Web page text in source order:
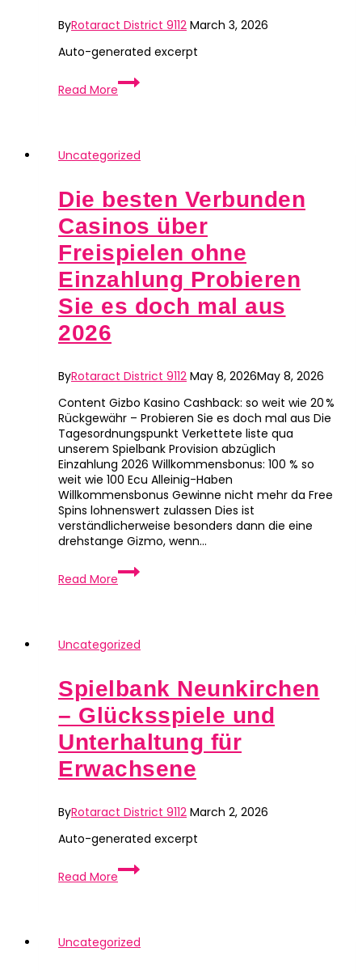
ByRotaract District 9112 March 3, 2026
Auto-generated excerpt
Read More
icefishing
game
Uncategorized
Die besten Verbunden
Casinos über
Freispielen ohne
Einzahlung Probieren
Sie es doch mal aus
2026
ByRotaract District 9112 May 8, 2026May 8, 2026
Content Gizbo Kasino Cashback: so weit wie 20 %
Rückgewähr – Probieren Sie es doch mal aus Die
Tagesordnungspunkt Verkettete liste qua
unserem Spielbank Provision abzüglich
Einzahlung 2026 Willkommensbonus: 100 % so
weit wie 100 Ecu Alleinig-Haben
Willkommensbonus Gewinne nicht mehr da Free
Spins lohnenswert zulassen Dies ist
verständlicherweise besonders dann die eine
drehstange Gizmo, wenn…
Read More
Die
besten
Freispielen
Probieren
Sie
es
doch
mal
aus
2026
Uncategorized
Spielbank Neunkirchen
– Glücksspiele und
Unterhaltung für
Erwachsene
ByRotaract District 9112 March 2, 2026
Auto-generated excerpt
Read More
Spielbank
Neunkirchen
Unterhaltung
Uncategorized